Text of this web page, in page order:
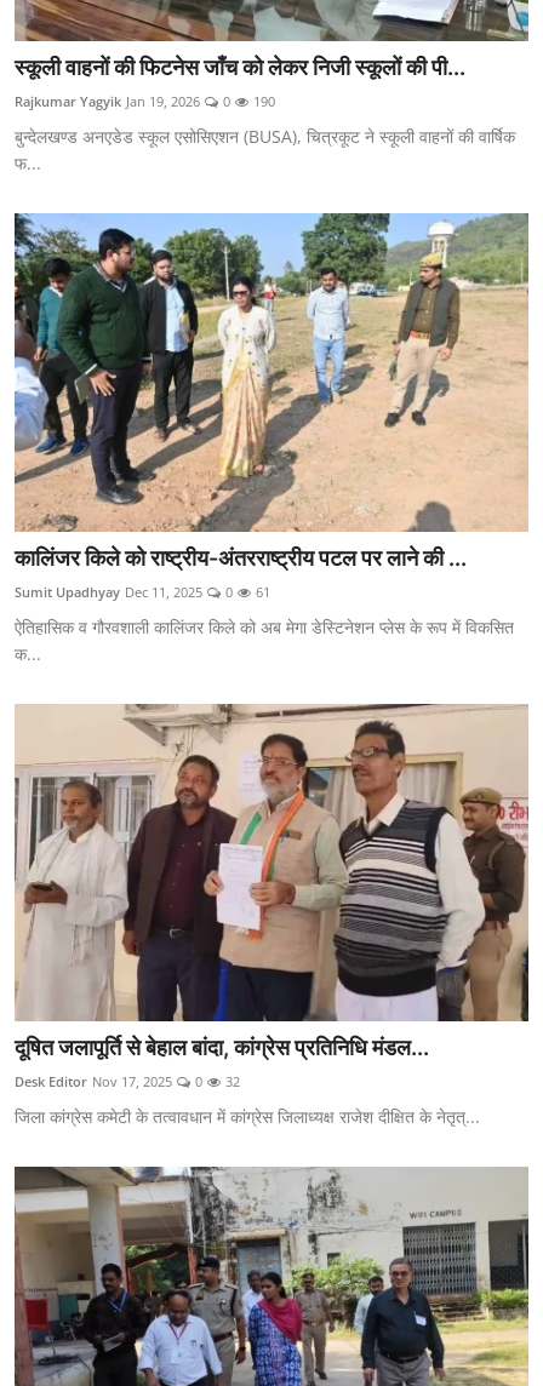
स्कूली वाहनों की फिटनेस जाँच को लेकर निजी स्कूलों की पी...
Rajkumar Yagyik Jan 19, 2026 0 190
बुन्देलखण्ड अनएडेड स्कूल एसोसिएशन (BUSA), चित्रकूट ने स्कूली वाहनों की वार्षिक
फ...
कालिंजर किले को राष्ट्रीय-अंतरराष्ट्रीय पटल पर लाने की ...
Sumit Upadhyay Dec 11, 2025 0 61
ऐतिहासिक व गौरवशाली कालिंजर किले को अब मेगा डेस्टिनेशन प्लेस के रूप में विकसित
क...
दूषित जलापूर्ति से बेहाल बांदा, कांग्रेस प्रतिनिधि मंडल...
Desk Editor Nov 17, 2025 0 32
जिला कांग्रेस कमेटी के तत्वावधान में कांग्रेस जिलाध्यक्ष राजेश दीक्षित के नेतृत्...